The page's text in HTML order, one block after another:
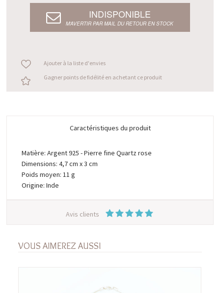
INDISPONIBLE
M’AVERTIR PAR MAIL DU RETOUR EN STOCK
Ajouter à la liste d'envies
Gagner points de fidélité en achetant ce produit
Caractéristiques du produit
Matière: Argent 925 - Pierre fine Quartz rose
Dimensions: 4,7 cm x 3 cm
Poids moyen: 11 g
Origine: Inde
Avis clients
VOUS AIMEREZ AUSSI